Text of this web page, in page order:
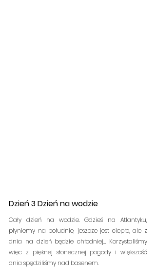
Dzień 3 Dzień na wodzie
Cały dzień na wodzie. Gdzieś na Atlantyku,
płyniemy na południe, jeszcze jest ciepło, ale z
dnia na dzień będzie chłodniej… Korzystaliśmy
więc z pięknej słonecznej pogody i większość
dnia spędziliśmy nad basenem.